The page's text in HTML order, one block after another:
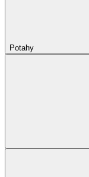
Potahy